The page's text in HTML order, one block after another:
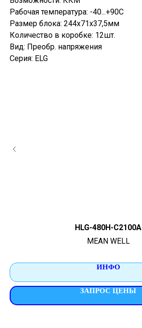
Рабочая температура: -40...+90С
Размер блока: 244х71х37,5мм
Количество в коробке: 12шт.
Вид: Преобр. напряжения
Серия: ELG
HLG-480H-C2100A
MEAN WELL
ИНФО
ЗАПРОС ЦЕНЫ